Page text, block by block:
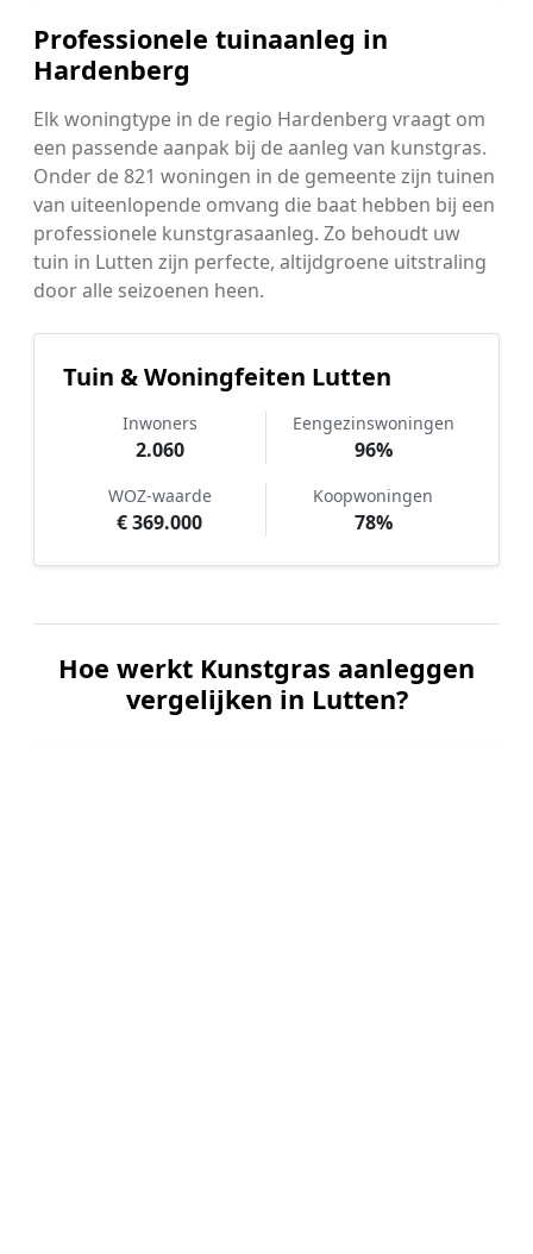
Professionele tuinaanleg in
Hardenberg
Elk woningtype in de regio Hardenberg vraagt om
een passende aanpak bij de aanleg van kunstgras.
Onder de 821 woningen in de gemeente zijn tuinen
van uiteenlopende omvang die baat hebben bij een
professionele kunstgrasaanleg. Zo behoudt uw
tuin in Lutten zijn perfecte, altijdgroene uitstraling
door alle seizoenen heen.
Tuin & Woningfeiten Lutten
Inwoners
2.060
Eengezinswoningen
96%
WOZ-waarde
€ 369.000
Koopwoningen
78%
Hoe werkt Kunstgras aanleggen
vergelijken in Lutten?